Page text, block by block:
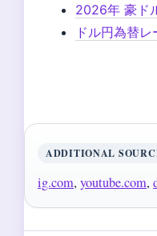
2026年 豪ド
ドル円為替
ADDITIONAL
ig.com, youtube.com,